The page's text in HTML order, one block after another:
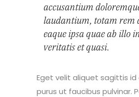
accusantium
laudantium, totam rem
eaque ipsa quae ab illo
veritatis et quasi.
Eget velit aliquet sagittis
purus ut faucibus pulvinar.